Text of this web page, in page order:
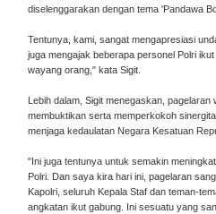
diselenggarakan dengan tema 'Pandawa
Tentunya, kami, sangat mengapresiasi
juga mengajak beberapa personel Polri
wayang orang," kata Sigit.
Lebih dalam, Sigit menegaskan, pagelaran
membuktikan serta memperkokoh
menjaga kedaulatan Negara Kesatuan
"Ini juga tentunya untuk semakin
Polri. Dan saya kira hari ini, pagelaran
Kapolri, seluruh Kepala Staf dan teman-
angkatan ikut gabung. Ini sesuatu yang